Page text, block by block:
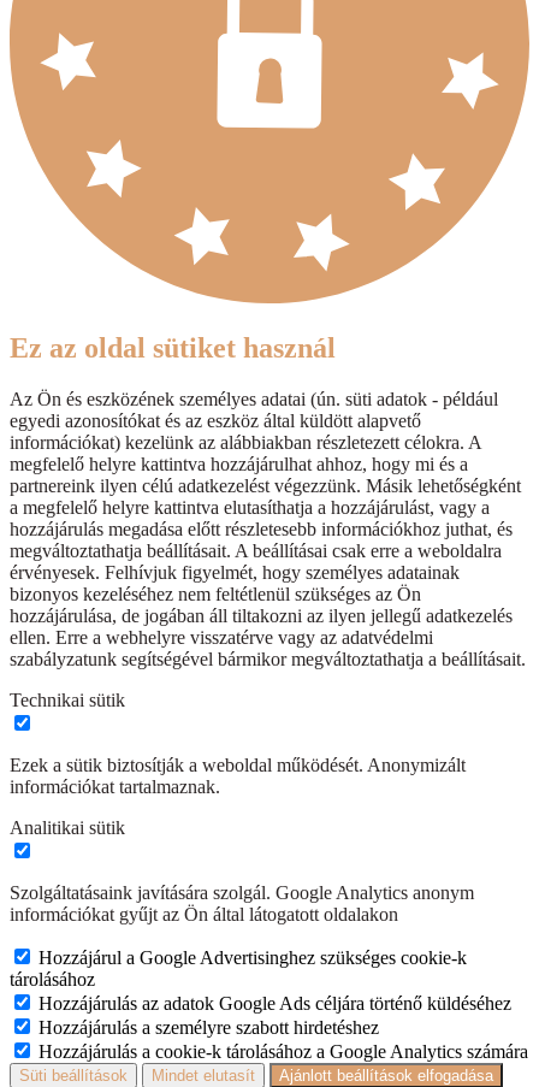
Ez az oldal sütiket használ
Az Ön és eszközének személyes adatai (ún. süti adatok - például
egyedi azonosítókat és az eszköz által küldött alapvető
információkat) kezelünk az alábbiakban részletezett célokra. A
megfelelő helyre kattintva hozzájárulhat ahhoz, hogy mi és a
partnereink ilyen célú adatkezelést végezzünk. Másik lehetőségként
a megfelelő helyre kattintva elutasíthatja a hozzájárulást, vagy a
hozzájárulás megadása előtt részletesebb információkhoz juthat, és
megváltoztathatja beállításait. A beállításai csak erre a weboldalra
érvényesek. Felhívjuk figyelmét, hogy személyes adatainak
bizonyos kezeléséhez nem feltétlenül szükséges az Ön
hozzájárulása, de jogában áll tiltakozni az ilyen jellegű adatkezelés
ellen. Erre a webhelyre visszatérve vagy az adatvédelmi
szabályzatunk segítségével bármikor megváltoztathatja a beállításait.
Technikai sütik
Ezek a sütik biztosítják a weboldal működését. Anonymizált
információkat tartalmaznak.
Analitikai sütik
Szolgáltatásaink javítására szolgál. Google Analytics anonym
információkat gyűjt az Ön által látogatott oldalakon
Hozzájárul a Google Advertisinghez szükséges cookie-k
tárolásához
Hozzájárulás az adatok Google Ads céljára történő küldéséhez
Hozzájárulás a személyre szabott hirdetéshez
Hozzájárulás a cookie-k tárolásához a Google Analytics számára
Süti beállítások Mindet elutasít Ajánlott beállítások elfogadása